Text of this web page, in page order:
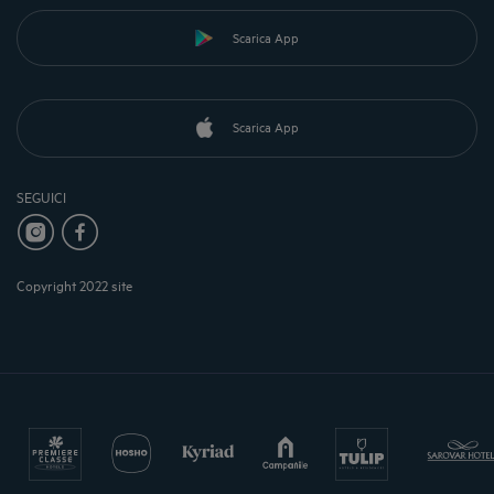
Scarica App
Scarica App
SEGUICI
Copyright 2022 site